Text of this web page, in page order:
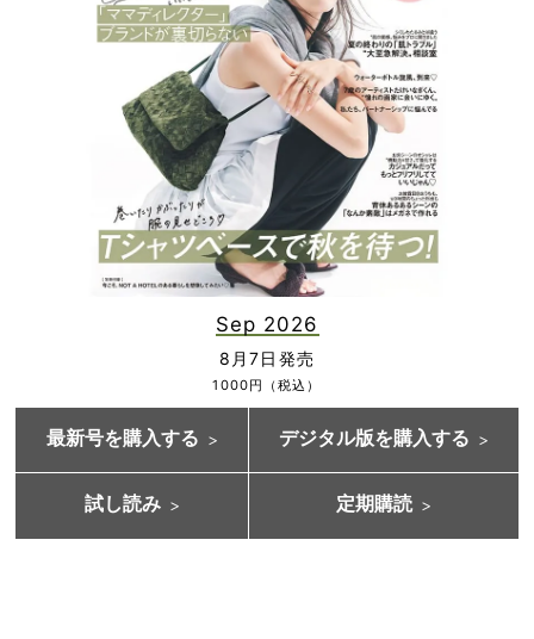
Sep 2026
8月7日発売
1000円（税込）
最新号を購入する デジタル版を購入する
試し読み 定期購読